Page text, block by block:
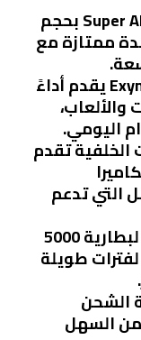
شاشة Super AMOLED بحجم
ممتازة مع
المعالج Exynos 1580 يقدم أداءً
اليومي.
الخلفية تقدم
ميجابكسل التي تدعم
سعة البطارية 5000
طويلة
الشحن
تجعل من السهل